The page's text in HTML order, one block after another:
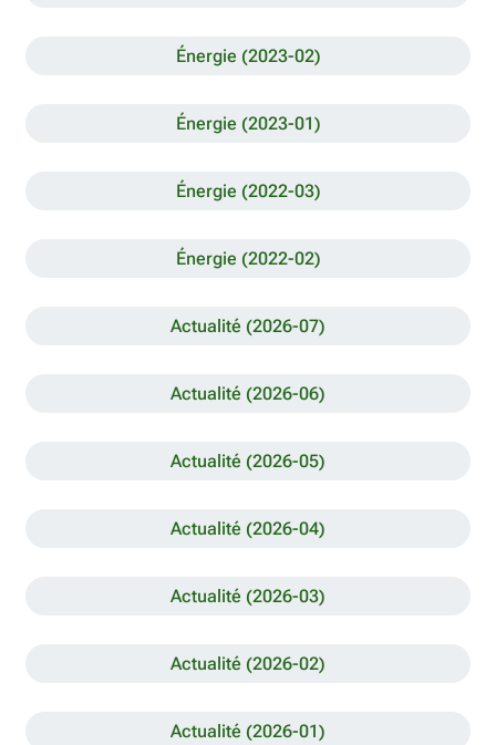
Énergie (2023-02)
Énergie (2023-01)
Énergie (2022-03)
Énergie (2022-02)
Actualité (2026-07)
Actualité (2026-06)
Actualité (2026-05)
Actualité (2026-04)
Actualité (2026-03)
Actualité (2026-02)
Actualité (2026-01)